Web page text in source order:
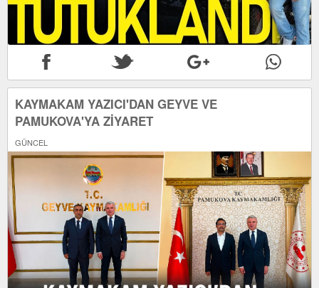
KAYMAKAM YAZICI'DAN GEYVE VE
PAMUKOVA'YA ZİYARET
GÜNCEL